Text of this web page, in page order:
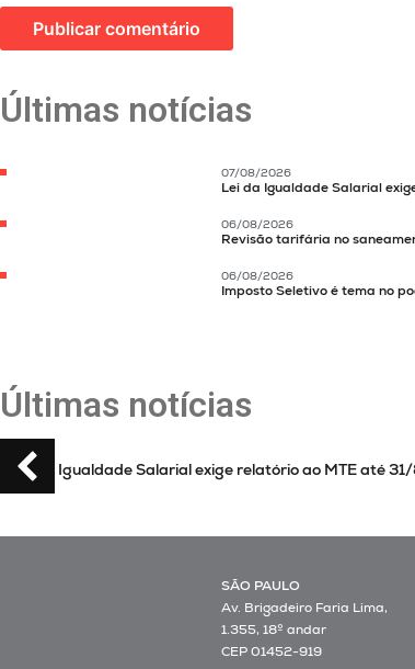
Últimas notícias
07/08/2026
Lei da Igualdade Salarial
06/08/2026
Revisão tarifária no
06/08/2026
Imposto Seletivo é tema no
Últimas notícias
até 31/8
Revisão tarifária no saneamento
SÃO PAULO
Av. Brigadeiro Faria Lima,
1.355, 18º andar
CEP 01452-919